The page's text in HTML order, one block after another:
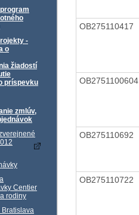
-
o
žiadostí
príspevku
zmlúv,
Centier
rodiny
Bratislava
OB275110417
OB2751100604
OB275110692
OB275110722